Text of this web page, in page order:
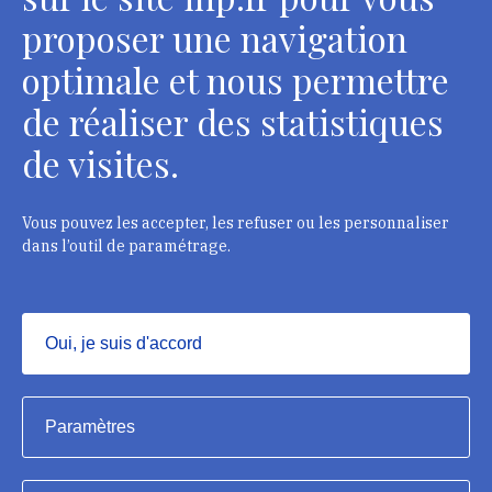
Contacts
Département des restaurateurs
124 rue Henri Barbusse - 93300 Aubervilliers
Contacts
Institut national du patrimoine, 2023
Mentions légales
proposer une navigation
optimale et nous permettre
de réaliser des statistiques
de visites.
Vous pouvez les accepter, les refuser ou les personnaliser
dans l’outil de paramétrage.
Oui, je suis d'accord
Masquer
Paramètres